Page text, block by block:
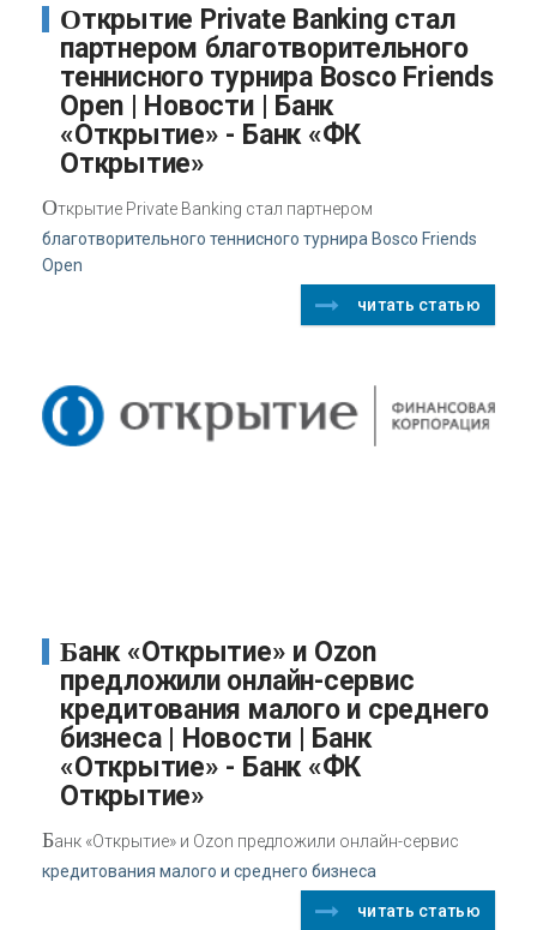
Открытие Private Banking стал
партнером благотворительного
теннисного турнира Bosco Friends
Open | Новости | Банк
«Открытие» - Банк «ФК
Открытие»
Открытие Private Banking стал партнером
благотворительного теннисного турнира Bosco Friends
Open
читать статью
Банк «Открытие» и Ozon
предложили онлайн-сервис
кредитования малого и среднего
бизнеса | Новости | Банк
«Открытие» - Банк «ФК
Открытие»
Банк «Открытие» и Ozon предложили онлайн-сервис
кредитования малого и среднего бизнеса
читать статью